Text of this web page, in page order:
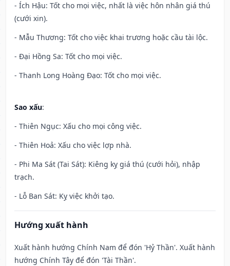
- Ích Hậu: Tốt cho mọi việc, nhất là việc hôn nhân giá thú
(cưới xin).
- Mẫu Thương: Tốt cho việc khai trương hoặc cầu tài lộc.
- Đại Hồng Sa: Tốt cho mọi việc.
- Thanh Long Hoàng Đạo: Tốt cho mọi việc.
Sao xấu:
- Thiên Ngục: Xấu cho mọi công việc.
- Thiên Hoả: Xấu cho việc lợp nhà.
- Phi Ma Sát (Tai Sát): Kiêng kỵ giá thú (cưới hỏi), nhập
trạch.
- Lỗ Ban Sát: Kỵ việc khởi tạo.
Hướng xuất hành
Xuất hành hướng Chính Nam để đón 'Hỷ Thần'. Xuất hành
hướng Chính Tây để đón 'Tài Thần'.